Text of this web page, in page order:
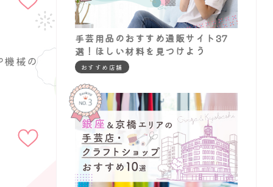
機械の
手芸用品のおすすめ通販サイト37
選！ほしい材料を見つけよう
おすすめ店舗